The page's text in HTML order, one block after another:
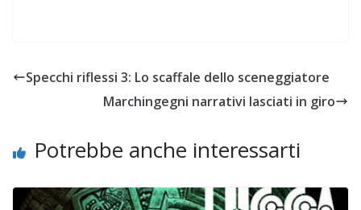
Specchi riflessi 3: Lo scaffale dello sceneggiatore
Marchingegni narrativi lasciati in giro
Potrebbe anche interessarti